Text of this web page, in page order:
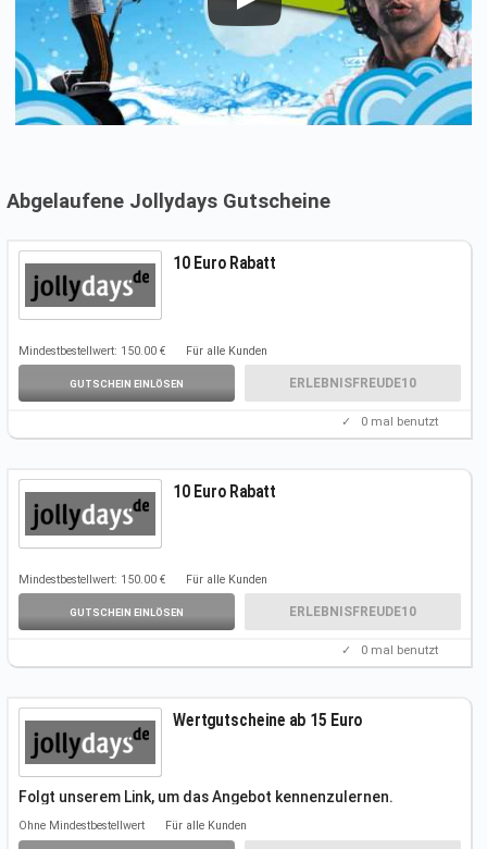
Abgelaufene Jollydays Gutscheine
10 Euro Rabatt
Mindestbestellwert: 150.00 € Für alle Kunden
GUTSCHEIN EINLÖSEN ERLEBNISFREUDE10
✓ 0 mal benutzt
10 Euro Rabatt
Mindestbestellwert: 150.00 € Für alle Kunden
GUTSCHEIN EINLÖSEN ERLEBNISFREUDE10
✓ 0 mal benutzt
Wertgutscheine ab 15 Euro
Folgt unserem Link, um das Angebot kennenzulernen.
Ohne Mindestbestellwert Für alle Kunden